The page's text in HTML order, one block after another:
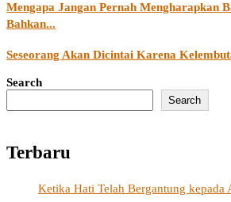
Mengapa Jangan Pernah Mengharapkan
Bahkan...
Seseorang Akan Dicintai Karena
Search
Search
Terbaru
Ketika Hati Telah Bergantung kepada